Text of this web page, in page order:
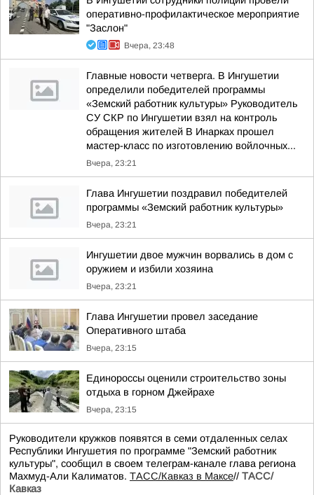
оперативно-профилактическое мероприятие
"Заслон"
Вчера, 23:48
Главные новости четверга. В Ингушетии
определили победителей программы
«Земский работник культуры» Руководитель
СУ СКР по Ингушетии взял на контроль
обращения жителей В Инарках прошел
мастер-класс по изготовлению войлочных...
Вчера, 23:21
Глава Ингушетии поздравил победителей
программы «Земский работник культуры»
Вчера, 23:21
Ингушетии двое мужчин ворвались в дом с
оружием и избили хозяина
Вчера, 23:21
Глава Ингушетии провел заседание
Оперативного штаба
Вчера, 23:15
Единороссы оценили строительство зоны
отдыха в горном Джейрахе
Вчера, 23:15
Руководители кружков появятся в семи отдаленных селах
Республики Ингушетия по программе "Земский работник
культуры", сообщил в своем телеграм-канале глава региона
Махмуд-Али Калиматов. ТАСС/Кавказ в Максе// ТАСС/
Кавказ